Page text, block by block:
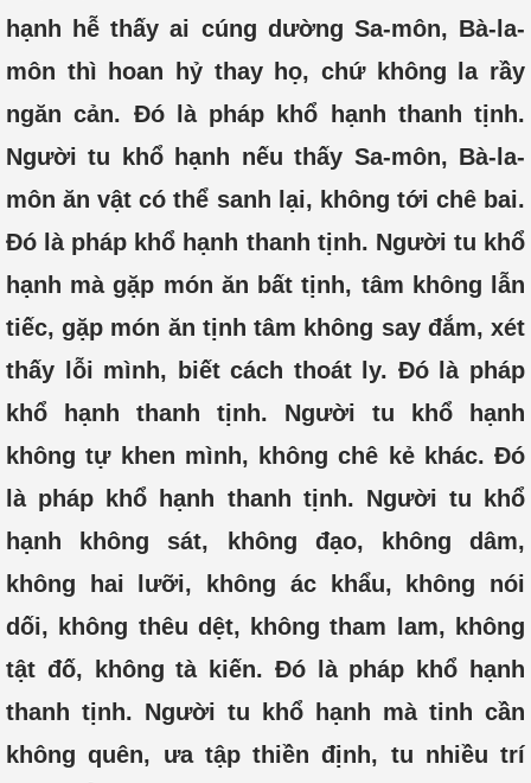
hạnh hễ thấy ai cúng dường Sa-môn, Bà-la-
môn thì hoan hỷ thay họ, chứ không la rầy
ngăn cản. Đó là pháp khổ hạnh thanh tịnh.
Người tu khổ hạnh nếu thấy Sa-môn, Bà-la-
môn ăn vật có thể sanh lại, không tới chê bai.
Đó là pháp khổ hạnh thanh tịnh. Người tu khổ
hạnh mà gặp món ăn bất tịnh, tâm không lẫn
tiếc, gặp món ăn tịnh tâm không say đắm, xét
thấy lỗi mình, biết cách thoát ly. Đó là pháp
khổ hạnh thanh tịnh. Người tu khổ hạnh
không tự khen mình, không chê kẻ khác. Đó
là pháp khổ hạnh thanh tịnh. Người tu khổ
hạnh không sát, không đạo, không dâm,
không hai lưỡi, không ác khẩu, không nói
dối, không thêu dệt, không tham lam, không
tật đố, không tà kiến. Đó là pháp khổ hạnh
thanh tịnh. Người tu khổ hạnh mà tinh cần
không quên, ưa tập thiền định, tu nhiều trí